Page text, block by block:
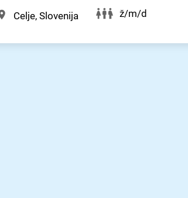
Celje, Slovenija ž/m/d